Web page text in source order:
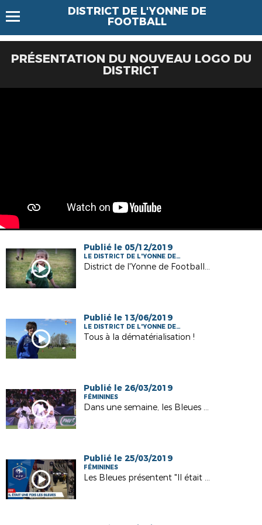
DISTRICT DE L'YONNE DE
FOOTBALL
PRÉSENTATION DU NOUVEAU LOGO DU
DISTRICT
Publié le 05/12/2019
LE DISTRICT DE L'YONNE DE
FOOTBALL
District de l'Yonne de Football 2018/2019
Publié le 13/06/2019
LE DISTRICT DE L'YONNE DE
FOOTBALL
Tous à la dématérialisation !
Publié le 26/03/2019
FÉMININES
Dans une semaine, les Bleues débarquent à AUXERRE !
Publié le 25/03/2019
FÉMININES
Les Bleues présentent "Il était une fois les Bleues" FFF 2019